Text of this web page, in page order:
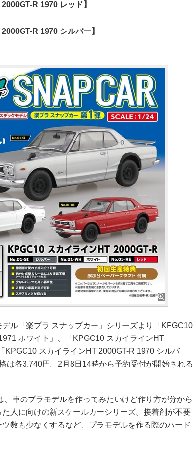
R 1970 レッド】
R 1970 シルバー】
ル「楽プラ スナップカー」シリーズより「KPGC10
ホワイト」、「KPGC10 スカイラインHT
KPGC10 スカイラインHT 2000GT-R 1970 シルバ
は各3,740円。2月8日14時から予約受付が開始される
車のプラモデルを作ってみたいけど作り方が分から
人に向けの新スケールカーシリーズ。接着剤が不要
数も少なくするなど、プラモデルを作る際のハード